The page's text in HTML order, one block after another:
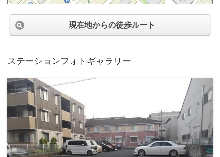
現在地からの徒歩ルート
ステーションフォトギャラリー